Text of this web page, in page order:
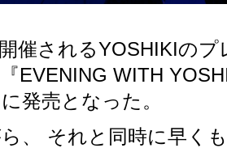
催されるYOSHIKIの
EVENING WITH
発売となった。
、 それと同時に早く